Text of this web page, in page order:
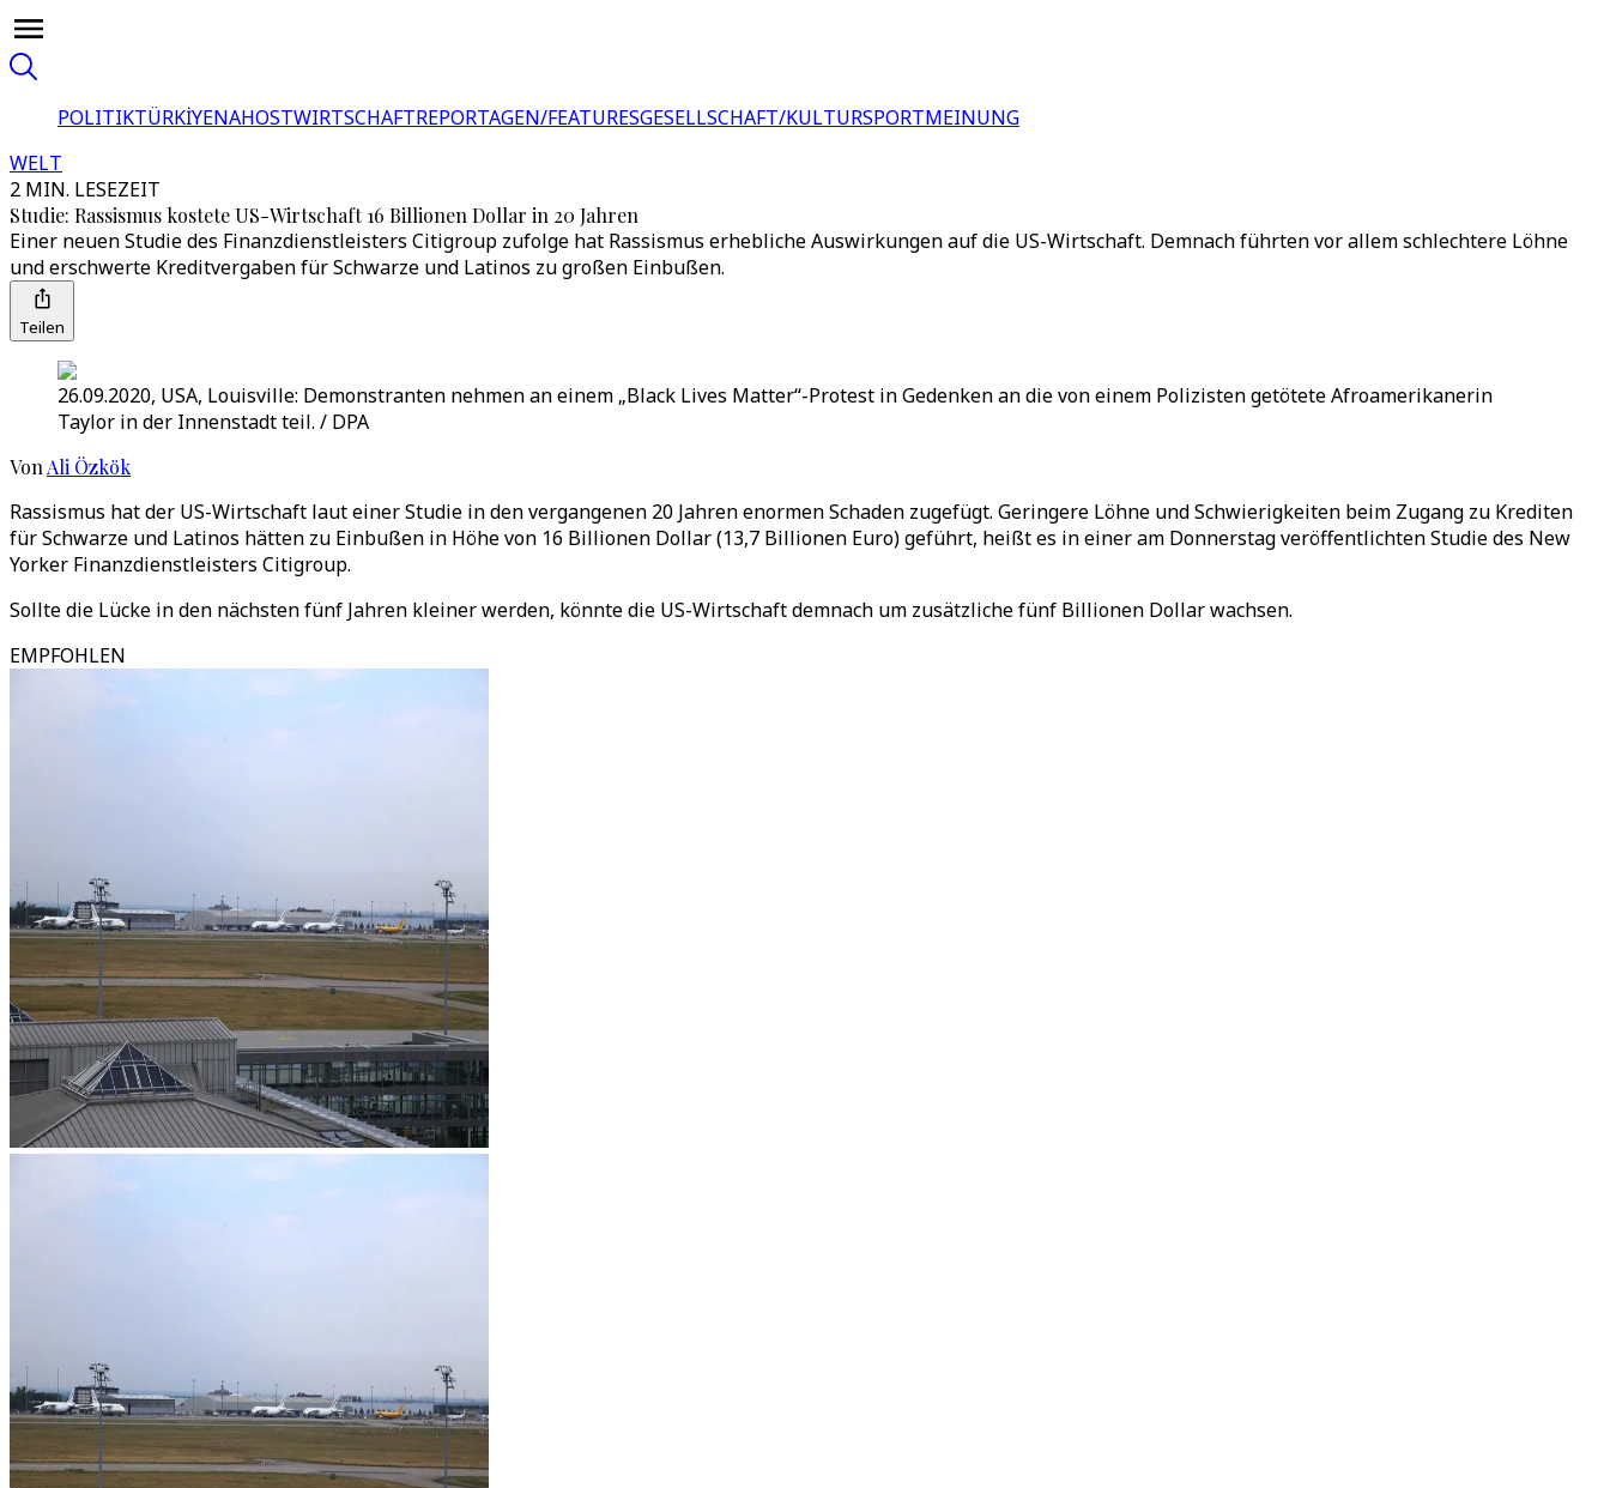
POLITIKTÜRKİYENAHOSTWIRTSCHAFTREPORTAGEN/FEATURESGESELLSCHAFT/KULTURSPORTMEINUNG
WELT
2 MIN. LESEZEIT
Studie: Rassismus kostete US-Wirtschaft 16 Billionen Dollar in 20 Jahren
Einer neuen Studie des Finanzdienstleisters Citigroup zufolge hat Rassismus erhebliche Auswirkungen auf die US-Wirtschaft. Demnach führten vor allem schlechtere Löhne
und erschwerte Kreditvergaben für Schwarze und Latinos zu großen Einbußen.
Teilen
26.09.2020, USA, Louisville: Demonstranten nehmen an einem „Black Lives Matter“-Protest in Gedenken an die von einem Polizisten getötete Afroamerikanerin
Taylor in der Innenstadt teil. / DPA
Von Ali Özkök
Rassismus hat der US-Wirtschaft laut einer Studie in den vergangenen 20 Jahren enormen Schaden zugefügt. Geringere Löhne und Schwierigkeiten beim Zugang zu Krediten
für Schwarze und Latinos hätten zu Einbußen in Höhe von 16 Billionen Dollar (13,7 Billionen Euro) geführt, heißt es in einer am Donnerstag veröffentlichten Studie des New
Yorker Finanzdienstleisters Citigroup.
Sollte die Lücke in den nächsten fünf Jahren kleiner werden, könnte die US-Wirtschaft demnach um zusätzliche fünf Billionen Dollar wachsen.
EMPFOHLEN